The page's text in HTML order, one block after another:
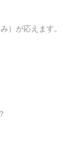
）が応えます。